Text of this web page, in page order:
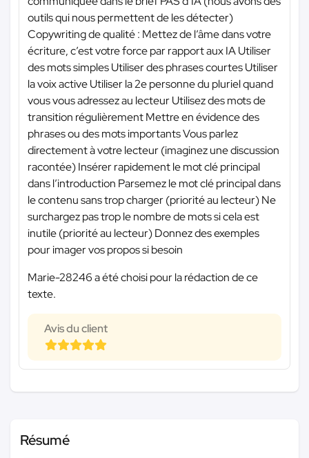
outils qui nous permettent de les détecter)
Copywriting de qualité : Mettez de l’âme dans votre
écriture, c’est votre force par rapport aux IA Utiliser
des mots simples Utiliser des phrases courtes Utiliser
la voix active Utiliser la 2e personne du pluriel quand
vous vous adressez au lecteur Utilisez des mots de
transition régulièrement Mettre en évidence des
phrases ou des mots importants Vous parlez
directement à votre lecteur (imaginez une discussion
racontée) Insérer rapidement le mot clé principal
dans l’introduction Parsemez le mot clé principal dans
le contenu sans trop charger (priorité au lecteur) Ne
surchargez pas trop le nombre de mots si cela est
inutile (priorité au lecteur) Donnez des exemples
pour imager vos propos si besoin
Marie-28246 a été choisi pour la rédaction de ce
texte.
Avis du client
Résumé